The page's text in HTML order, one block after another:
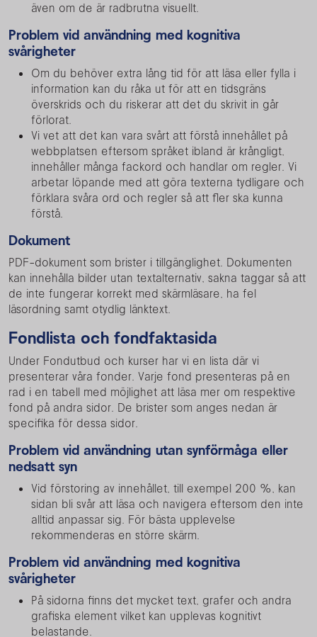
även om de är radbrutna visuellt.
Problem vid användning med kognitiva
svårigheter
Om du behöver extra lång tid för att läsa eller fylla i
information kan du råka ut för att en tidsgräns
överskrids och du riskerar att det du skrivit in går
förlorat.
Vi vet att det kan vara svårt att förstå innehållet på
webbplatsen eftersom språket ibland är krångligt,
innehåller många fackord och handlar om regler. Vi
arbetar löpande med att göra texterna tydligare och
förklara svåra ord och regler så att fler ska kunna
förstå.
Dokument
PDF-dokument som brister i tillgänglighet. Dokumenten
kan innehålla bilder utan textalternativ, sakna taggar så att
de inte fungerar korrekt med skärmläsare, ha fel
läsordning samt otydlig länktext.
Fondlista och fondfaktasida
Under Fondutbud och kurser har vi en lista där vi
presenterar våra fonder. Varje fond presenteras på en
rad i en tabell med möjlighet att läsa mer om respektive
fond på andra sidor. De brister som anges nedan är
specifika för dessa sidor.
Problem vid användning utan synförmåga eller
nedsatt syn
Vid förstoring av innehållet, till exempel 200 %, kan
sidan bli svår att läsa och navigera eftersom den inte
alltid anpassar sig. För bästa upplevelse
rekommenderas en större skärm.
Problem vid användning med kognitiva
svårigheter
På sidorna finns det mycket text, grafer och andra
grafiska element vilket kan upplevas kognitivt
belastande.